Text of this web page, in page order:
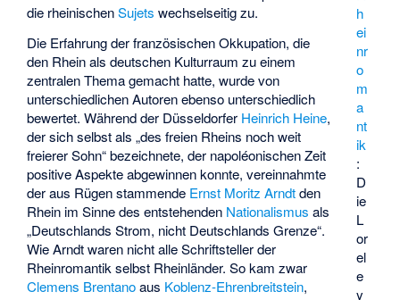
h
ei
nr
o
m
a
nt
ik
:
D
ie
L
or
el
e
y
die rheinischenSujets wechselseitig zu.
Die Erfahrung der französischen Okkupation, die
den Rhein als deutschen Kulturraum zu einem
zentralen Thema gemacht hatte, wurde von
unterschiedlichen Autoren ebenso unterschiedlich
bewertet. Während der Düsseldorfer Heinrich Heine,
der sich selbst als „des freien Rheins noch weit
freierer Sohn“ bezeichnete, der napoléonischen Zeit
positive Aspekte abgewinnen konnte, vereinnahmte
der aus Rügen stammende Ernst Moritz Arndtden
Rhein im Sinne des entstehenden Nationalismus als
„Deutschlands Strom, nicht Deutschlands Grenze“.
Wie Arndt waren nicht alle Schriftsteller der
Rheinromantik selbst Rheinländer. So kam zwar
Clemens Brentanoaus Koblenz-Ehrenbreitstein,